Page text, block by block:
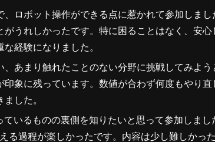
ロボット操作ができる点に惹かれて参加しま
うれしかったです。特に困ることはなく、安
経験になりました。
あまり触れたことのない分野に挑戦してみよ
象に残っています。数値が合わず何度もやり
した。
いるものの裏側を知りたいと思って参加しま
る過程が楽しかったです。内容は少し難しかっ